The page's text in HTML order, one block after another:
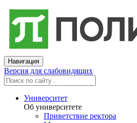
Навигация
Версия для слабовидящих
Университет
Об университете
Приветствие ректора